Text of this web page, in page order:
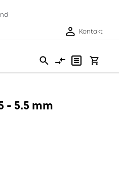
Kontakt
- 5.5 mm